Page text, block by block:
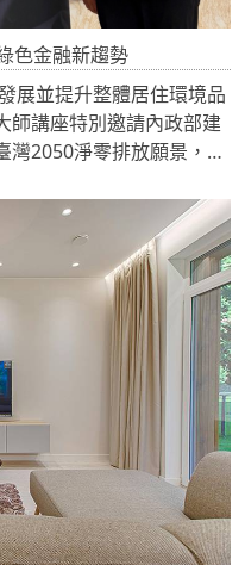
色金融新趨勢
展並提升整體居住環境品
師講座特別邀請內政部建
灣2050淨零排放願景，並
研究所建築學碩士學位，
政府都市發展局副局長及
慧建築、綠建築、建築節
實務經驗。